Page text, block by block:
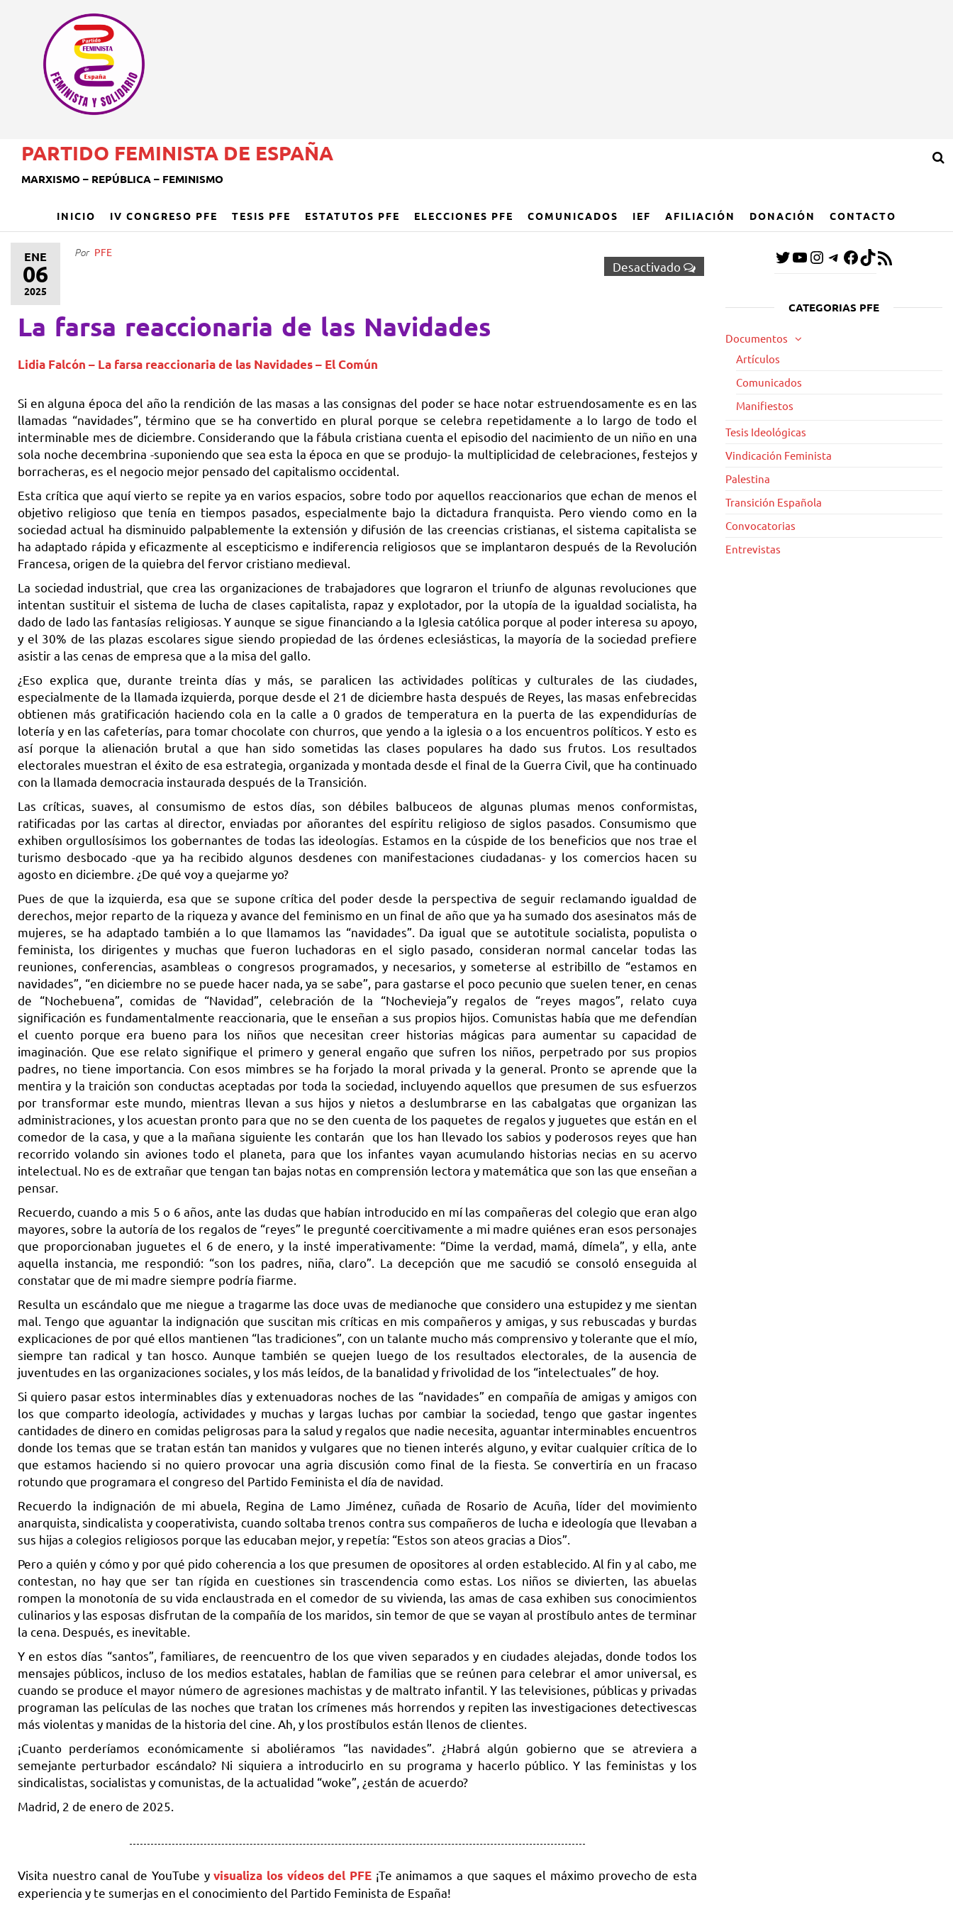
PARTIDO FEMINISTA DE ESPAÑA
MARXISMO – REPÚBLICA – FEMINISMO
INICIO IV CONGRESO PFE TESIS PFE ESTATUTOS PFE ELECCIONES PFE COMUNICADOS IEF AFILIACIÓN DONACIÓN CONTACTO
ENE
06
2025
Desactivado
Por PFE
La farsa reaccionaria de las Navidades
Lidia Falcón – La farsa reaccionaria de las Navidades – El Común
Si en alguna época del año la rendición de las masas a las consignas del poder se hace notar estruendosamente es en las
llamadas “navidades”, término que se ha convertido en plural porque se celebra repetidamente a lo largo de todo el
interminable mes de diciembre. Considerando que la fábula cristiana cuenta el episodio del nacimiento de un niño en una
sola noche decembrina -suponiendo que sea esta la época en que se produjo- la multiplicidad de celebraciones, festejos y
borracheras, es el negocio mejor pensado del capitalismo occidental.
Esta crítica que aquí vierto se repite ya en varios espacios, sobre todo por aquellos reaccionarios que echan de menos el
objetivo religioso que tenía en tiempos pasados, especialmente bajo la dictadura franquista. Pero viendo como en la
sociedad actual ha disminuido palpablemente la extensión y difusión de las creencias cristianas, el sistema capitalista se
ha adaptado rápida y eficazmente al escepticismo e indiferencia religiosos que se implantaron después de la Revolución
Francesa, origen de la quiebra del fervor cristiano medieval.
La sociedad industrial, que crea las organizaciones de trabajadores que lograron el triunfo de algunas revoluciones que
intentan sustituir el sistema de lucha de clases capitalista, rapaz y explotador, por la utopía de la igualdad socialista, ha
dado de lado las fantasías religiosas. Y aunque se sigue financiando a la Iglesia católica porque al poder interesa su apoyo,
y el 30% de las plazas escolares sigue siendo propiedad de las órdenes eclesiásticas, la mayoría de la sociedad prefiere
asistir a las cenas de empresa que a la misa del gallo.
¿Eso explica que, durante treinta días y más, se paralicen las actividades políticas y culturales de las ciudades,
especialmente de la llamada izquierda, porque desde el 21 de diciembre hasta después de Reyes, las masas enfebrecidas
obtienen más gratificación haciendo cola en la calle a 0 grados de temperatura en la puerta de las expendidurías de
lotería y en las cafeterías, para tomar chocolate con churros, que yendo a la iglesia o a los encuentros políticos. Y esto es
así porque la alienación brutal a que han sido sometidas las clases populares ha dado sus frutos. Los resultados
electorales muestran el éxito de esa estrategia, organizada y montada desde el final de la Guerra Civil, que ha continuado
con la llamada democracia instaurada después de la Transición.
Las críticas, suaves, al consumismo de estos días, son débiles balbuceos de algunas plumas menos conformistas,
ratificadas por las cartas al director, enviadas por añorantes del espíritu religioso de siglos pasados. Consumismo que
exhiben orgullosísimos los gobernantes de todas las ideologías. Estamos en la cúspide de los beneficios que nos trae el
turismo desbocado -que ya ha recibido algunos desdenes con manifestaciones ciudadanas- y los comercios hacen su
agosto en diciembre. ¿De qué voy a quejarme yo?
Pues de que la izquierda, esa que se supone crítica del poder desde la perspectiva de seguir reclamando igualdad de
derechos, mejor reparto de la riqueza y avance del feminismo en un final de año que ya ha sumado dos asesinatos más de
mujeres, se ha adaptado también a lo que llamamos las “navidades”. Da igual que se autotitule socialista, populista o
feminista, los dirigentes y muchas que fueron luchadoras en el siglo pasado, consideran normal cancelar todas las
reuniones, conferencias, asambleas o congresos programados, y necesarios, y someterse al estribillo de “estamos en
navidades”, “en diciembre no se puede hacer nada, ya se sabe”, para gastarse el poco pecunio que suelen tener, en cenas
de “Nochebuena”, comidas de “Navidad”, celebración de la “Nochevieja”y regalos de “reyes magos”, relato cuya
significación es fundamentalmente reaccionaria, que le enseñan a sus propios hijos. Comunistas había que me defendían
el cuento porque era bueno para los niños que necesitan creer historias mágicas para aumentar su capacidad de
imaginación. Que ese relato signifique el primero y general engaño que sufren los niños, perpetrado por sus propios
padres, no tiene importancia. Con esos mimbres se ha forjado la moral privada y la general. Pronto se aprende que la
mentira y la traición son conductas aceptadas por toda la sociedad, incluyendo aquellos que presumen de sus esfuerzos
por transformar este mundo, mientras llevan a sus hijos y nietos a deslumbrarse en las cabalgatas que organizan las
administraciones, y los acuestan pronto para que no se den cuenta de los paquetes de regalos y juguetes que están en el
comedor de la casa, y que a la mañana siguiente les contarán que los han llevado los sabios y poderosos reyes que han
recorrido volando sin aviones todo el planeta, para que los infantes vayan acumulando historias necias en su acervo
intelectual. No es de extrañar que tengan tan bajas notas en comprensión lectora y matemática que son las que enseñan a
pensar.
Recuerdo, cuando a mis 5 o 6 años, ante las dudas que habían introducido en mí las compañeras del colegio que eran algo
mayores, sobre la autoría de los regalos de “reyes” le pregunté coercitivamente a mi madre quiénes eran esos personajes
que proporcionaban juguetes el 6 de enero, y la insté imperativamente: “Dime la verdad, mamá, dímela”, y ella, ante
aquella instancia, me respondió: “son los padres, niña, claro”. La decepción que me sacudió se consoló enseguida al
constatar que de mi madre siempre podría fiarme.
Resulta un escándalo que me niegue a tragarme las doce uvas de medianoche que considero una estupidez y me sientan
mal. Tengo que aguantar la indignación que suscitan mis críticas en mis compañeros y amigas, y sus rebuscadas y burdas
explicaciones de por qué ellos mantienen “las tradiciones”, con un talante mucho más comprensivo y tolerante que el mío,
siempre tan radical y tan hosco. Aunque también se quejen luego de los resultados electorales, de la ausencia de
juventudes en las organizaciones sociales, y los más leídos, de la banalidad y frivolidad de los “intelectuales” de hoy.
Si quiero pasar estos interminables días y extenuadoras noches de las “navidades” en compañía de amigas y amigos con
los que comparto ideología, actividades y muchas y largas luchas por cambiar la sociedad, tengo que gastar ingentes
cantidades de dinero en comidas peligrosas para la salud y regalos que nadie necesita, aguantar interminables encuentros
donde los temas que se tratan están tan manidos y vulgares que no tienen interés alguno, y evitar cualquier crítica de lo
que estamos haciendo si no quiero provocar una agria discusión como final de la fiesta. Se convertiría en un fracaso
rotundo que programara el congreso del Partido Feminista el día de navidad.
Recuerdo la indignación de mi abuela, Regina de Lamo Jiménez, cuñada de Rosario de Acuña, líder del movimiento
anarquista, sindicalista y cooperativista, cuando soltaba trenos contra sus compañeros de lucha e ideología que llevaban a
sus hijas a colegios religiosos porque las educaban mejor, y repetía: “Estos son ateos gracias a Dios”.
Pero a quién y cómo y por qué pido coherencia a los que presumen de opositores al orden establecido. Al fin y al cabo, me
contestan, no hay que ser tan rígida en cuestiones sin trascendencia como estas. Los niños se divierten, las abuelas
rompen la monotonía de su vida enclaustrada en el comedor de su vivienda, las amas de casa exhiben sus conocimientos
culinarios y las esposas disfrutan de la compañía de los maridos, sin temor de que se vayan al prostíbulo antes de terminar
la cena. Después, es inevitable.
Y en estos días “santos”, familiares, de reencuentro de los que viven separados y en ciudades alejadas, donde todos los
mensajes públicos, incluso de los medios estatales, hablan de familias que se reúnen para celebrar el amor universal, es
cuando se produce el mayor número de agresiones machistas y de maltrato infantil. Y las televisiones, públicas y privadas
programan las películas de las noches que tratan los crímenes más horrendos y repiten las investigaciones detectivescas
más violentas y manidas de la historia del cine. Ah, y los prostíbulos están llenos de clientes.
¡Cuanto perderíamos económicamente si aboliéramos “las navidades”. ¿Habrá algún gobierno que se atreviera a
semejante perturbador escándalo? Ni siquiera a introducirlo en su programa y hacerlo público. Y las feministas y los
sindicalistas, socialistas y comunistas, de la actualidad “woke”, ¿están de acuerdo?
Madrid, 2 de enero de 2025.
Visita nuestro canal de YouTube y visualiza los vídeos del PFE ¡Te animamos a que saques el máximo provecho de esta
experiencia y te sumerjas en el conocimiento del Partido Feminista de España!
CATEGORIAS PFE
Documentos
Artículos
Comunicados
Manifiestos
Tesis Ideológicas
Vindicación Feminista
Palestina
Transición Española
Convocatorias
Entrevistas